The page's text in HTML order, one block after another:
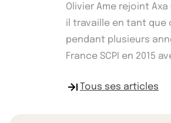
Olivier Ame rejoint
il travaille en tant que
pendant plusieurs
France SCPI en 2015
Tous ses articles